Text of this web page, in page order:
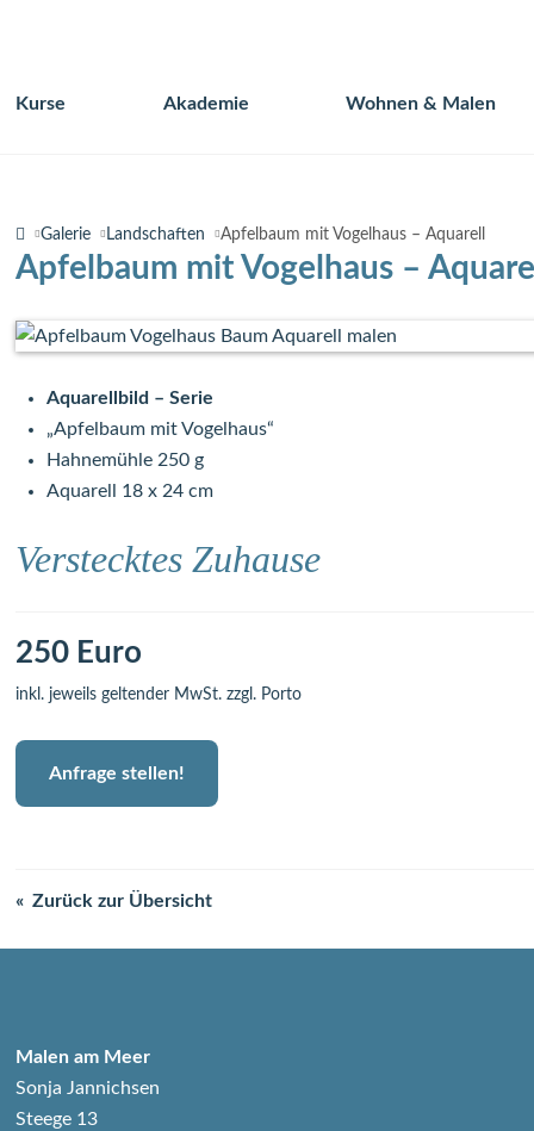
Navigation
Kurse Akademie Wohnen & Malen
Galerie Landschaften Apfelbaum mit Vogelhaus – Aquarell
Apfelbaum mit Vogelhaus –
Aquarellbild – Serie
„Apfelbaum mit Vogelhaus“
Hahnemühle 250 g
Aquarell 18 x 24 cm
Verstecktes Zuhause
250 Euro
inkl. jeweils geltender MwSt. zzgl. Porto
Anfrage stellen!
Zurück zur Übersicht
Malen am Meer
Sonja Jannichsen
Steege 13